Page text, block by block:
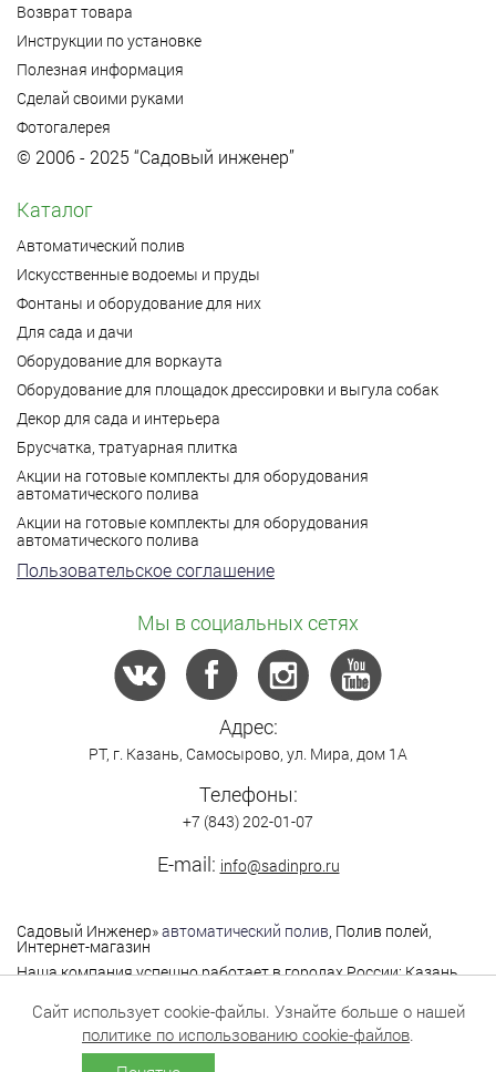
Возврат товара
Инструкции по установке
Полезная информация
Сделай своими руками
Фотогалерея
© 2006 - 2025 “Садовый инженер”
Каталог
Автоматический полив
Искусственные водоемы и пруды
Фонтаны и оборудование для них
Для сада и дачи
Оборудование для воркаута
Оборудование для площадок дрессировки и выгула собак
Декор для сада и интерьера
Брусчатка, тратуарная плитка
Акции на готовые комплекты для оборудования
автоматического полива
Акции на готовые комплекты для оборудования
автоматического полива
Пользовательское соглашение
Мы в социальных сетях
Адрес:
РТ, г. Казань Самосырово ул. Мира, дом 1А
Телефоны:
+7 (843) 202-01-07
E-mail: info@sadinpro.ru
Садовый Инженер»автоматический полив , Полив полей,
Интернет-магазин
Наша компания успешно работает в городах России: Казань,
Владимир,Ярославль, Самара, Саратов, Уфа, Чебоксары,
Йошкар-Ола, Екатеринбург, Оренбург, Пермь,Саратов,
Тольятти, Тюмень и другие города.
Сайт использует cookie-файлы. Узнайте больше о нашей
политике по использованию cookie-файлов.